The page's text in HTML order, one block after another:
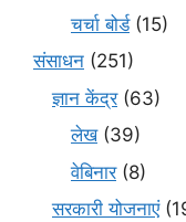
चर्चा बोर्ड(15)
संसाधन (251)
ज्ञान केंद्र(63)
लेख(39)
वेबिनार(8)
सरकारी योजनाएं